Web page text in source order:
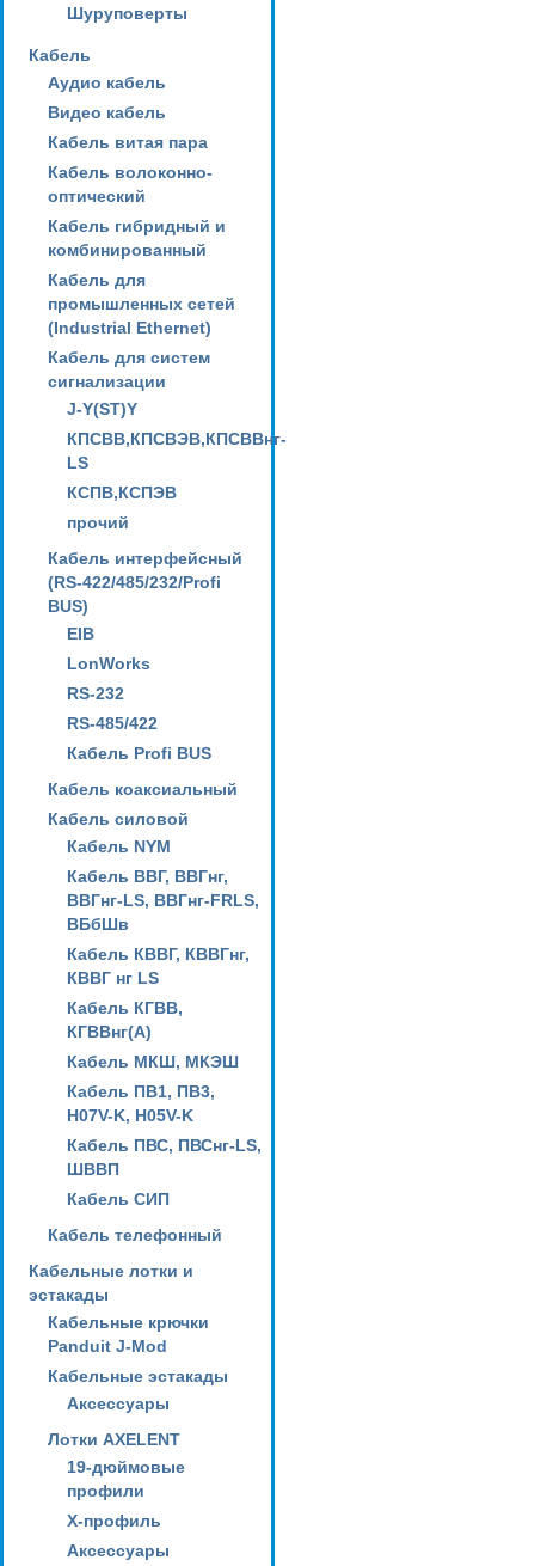
Шуруповерты
Кабель
Аудио кабель
Видео кабель
Кабель витая пара
Кабель волоконно-
оптический
Кабель гибридный и
комбинированный
Кабель для
промышленных сетей
(Industrial Ethernet)
Кабель для систем
сигнализации
J-Y(ST)Y
КПСВВ,КПСВЭВ,КПСВВнг-
LS
КСПВ,КСПЭВ
прочий
Кабель интерфейсный
(RS-422/485/232/Profi
BUS)
EIB
LonWorks
RS-232
RS-485/422
Кабель Profi BUS
Кабель коаксиальный
Кабель силовой
Кабель NYM
Кабель ВВГ, ВВГнг,
ВВГнг-LS, ВВГнг-FRLS,
ВБбШв
Кабель КВВГ, КВВГнг,
КВВГ нг LS
Кабель КГВВ,
КГВВнг(А)
Кабель МКШ, МКЭШ
Кабель ПВ1, ПВ3,
H07V-K, H05V-K
Кабель ПВС, ПВСнг-LS,
ШВВП
Кабель СИП
Кабель телефонный
Кабельные лотки и
эстакады
Кабельные крючки
Panduit J-Mod
Кабельные эстакады
Аксессуары
Лотки AXELENT
19-дюймовые
профили
X-профиль
Аксессуары